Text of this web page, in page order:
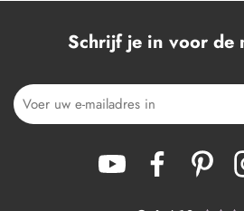
Schrijf je in voor de